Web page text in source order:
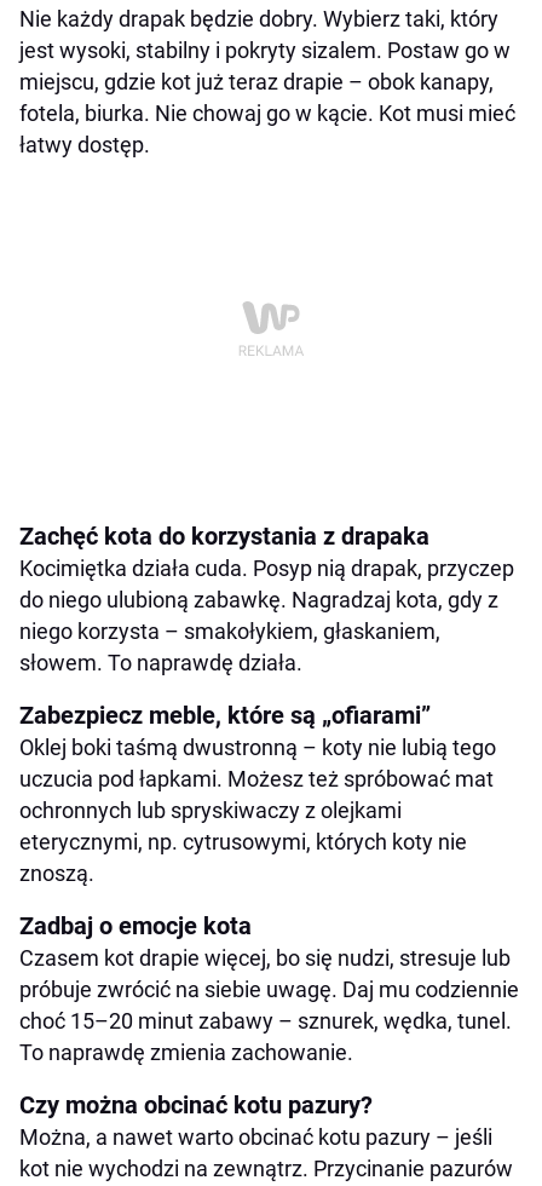
Nie każdy drapak będzie dobry. Wybierz taki, który
jest wysoki, stabilny i pokryty sizalem. Postaw go w
miejscu, gdzie kot już teraz drapie – obok kanapy,
fotela, biurka. Nie chowaj go w kącie. Kot musi mieć
łatwy dostęp.
Zachęć kota do korzystania z drapaka
Kocimiętka działa cuda. Posyp nią drapak, przyczep
do niego ulubioną zabawkę. Nagradzaj kota, gdy z
niego korzysta – smakołykiem, głaskaniem,
słowem. To naprawdę działa.
Zabezpiecz meble, które są „ofiarami”
Oklej boki taśmą dwustronną – koty nie lubią tego
uczucia pod łapkami. Możesz też spróbować mat
ochronnych lub spryskiwaczy z olejkami
eterycznymi, np. cytrusowymi, których koty nie
znoszą.
Zadbaj o emocje kota
Czasem kot drapie więcej, bo się nudzi, stresuje lub
próbuje zwrócić na siebie uwagę. Daj mu codziennie
choć 15–20 minut zabawy – sznurek, wędka, tunel.
To naprawdę zmienia zachowanie.
Czy można obcinać kotu pazury?
Można, a nawet warto obcinać kotu pazury – jeśli
kot nie wychodzi na zewnątrz. Przycinanie pazurów